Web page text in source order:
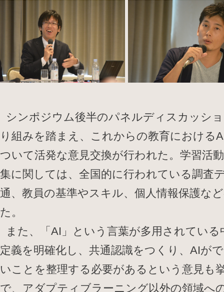
シンポジウム後半のパネルディスカッシ
り組みを踏まえ、これからの教育における
ついて活発な意見交換が行われた。学習活
集に関しては、全国的に行われている調査
通、教員の基準やスキル、個人情報保護な
た。
また、「AI」という言葉が多用されてい
定義を明確化し、共通認識をつくり、AIが
いことを整理する必要があるという意見も
で、アダプティブラーニング以外の領域へ